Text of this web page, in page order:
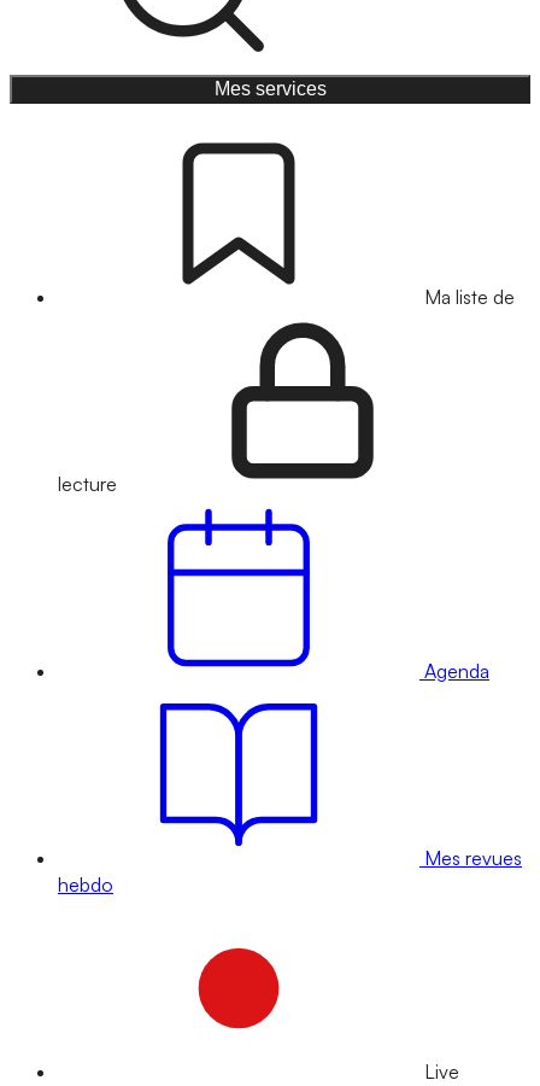
Mes services
Ma liste de
lecture
Agenda
Mes revues
hebdo
Live